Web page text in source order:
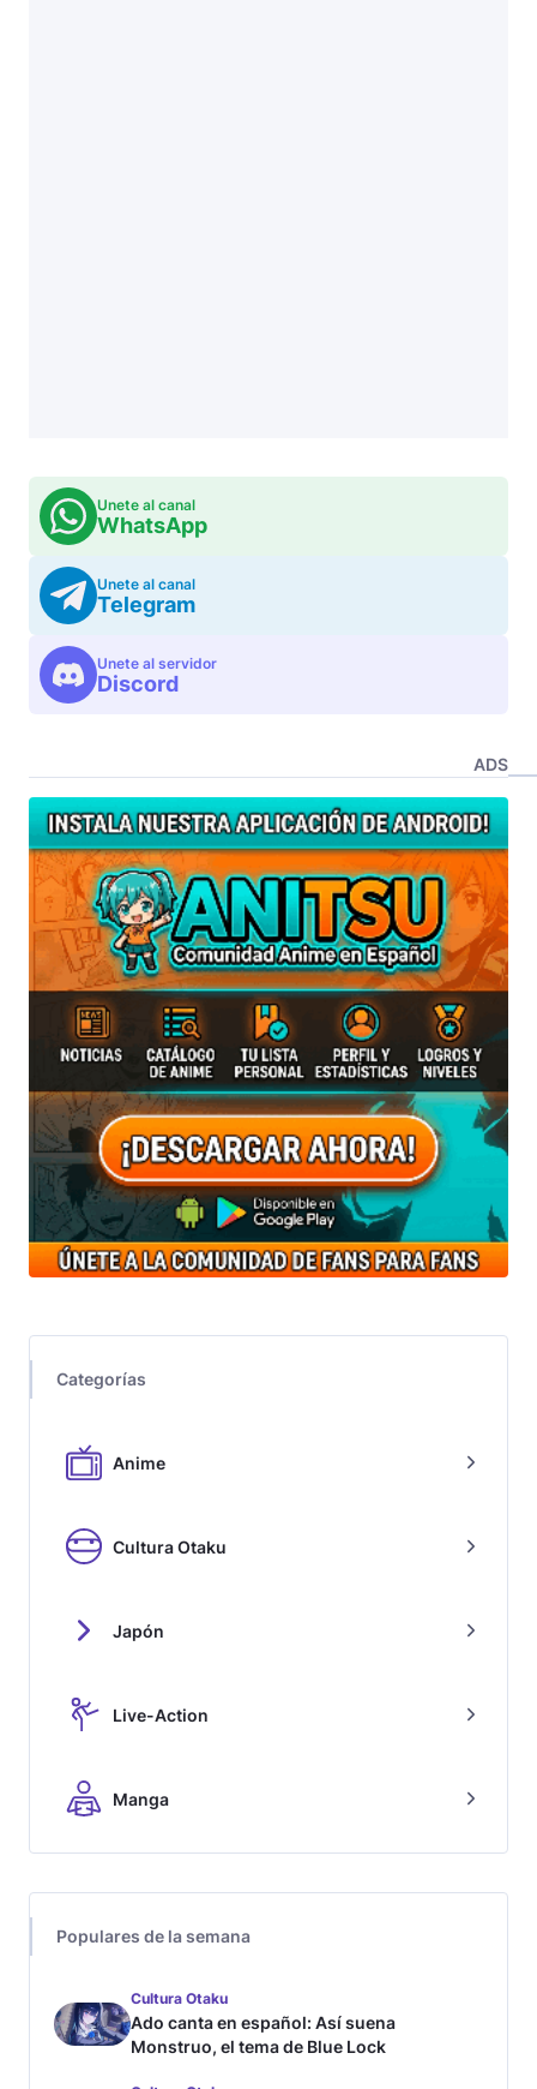
Unete al canal
WhatsApp
Unete al canal
Telegram
Unete al servidor
Discord
ADS
Categorías
Anime
Cultura Otaku
Japón
Live-Action
Manga
Populares de la semana
Cultura Otaku
Ado canta en español: Así suena
Monstruo, el tema de Blue Lock